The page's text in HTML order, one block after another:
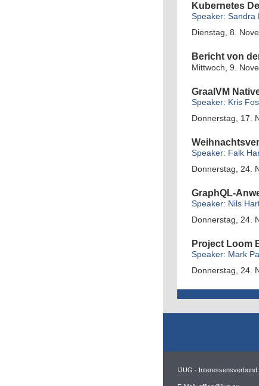
Kubernetes
Speaker: Sandra
Dienstag, 8.
Bericht von
Mittwoch, 9.
GraalVM
Speaker: Kris
Donnerstag, 17.
Speaker: Falk
Donnerstag, 24.
GraphQL-
Speaker: Nils
Donnerstag, 24.
Project Loom
Speaker: Mark
Donnerstag, 24.
IJUG -